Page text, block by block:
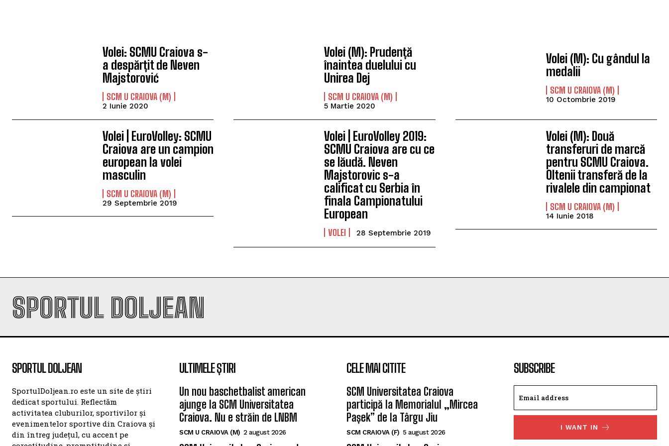
Volei: SCMU Craiova s-
a despărțit de Neven
Majstorović
SCM U CRAIOVA (M)
2 Iunie 2020
Volei (M): Prudență
înaintea duelului cu
Unirea Dej
SCM U CRAIOVA (M)
5 Martie 2020
Volei (M): Cu gândul la
medalii
SCM U CRAIOVA (M)
10 Octombrie 2019
Volei | EuroVolley: SCMU
Craiova are un campion
european la volei
masculin
SCM U CRAIOVA (M)
29 Septembrie 2019
Volei | EuroVolley 2019:
SCMU Craiova are cu ce
se lăudă. Neven
Majstorovic s-a
calificat cu Serbia în
finala Campionatului
European
VOLEI 28 Septembrie 2019
Volei (M): Două
transferuri de marcă
pentru SCMU Craiova.
Oltenii transferă de la
rivalele din campionat
SCM U CRAIOVA (M)
14 Iunie 2018
SPORTUL DOLJEAN
SPORTUL DOLJEAN
SportulDoljean.ro este un site de știri
dedicat sportului. Reflectăm
activitatea cluburilor, sportivilor și
evenimentelor sportive din Craiova și
din întreg județul, cu accent pe
ULTIMELE ȘTIRI
Un nou baschetbalist american
ajunge la SCM Universitatea
Craiova. Nu e străin de LNBM
SCM U CRAIOVA (M) 2 august 2026
CELE MAI CITITE
SCM Universitatea Craiova
participă la Memorialul „Mircea
Pașek” de la Târgu Jiu
SCM CRAIOVA (F) 5 august 2026
SUBSCRIBE
I WANT IN